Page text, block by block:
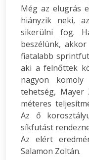
Még az elugrás
hiányzik neki,
sikerülni fog.
beszélünk,
fiatalabb
aki a felnőttek
nagyon
tehetség, Mayer
méteres
Az ő
síkfutást
Az elért
Salamon Zoltán.